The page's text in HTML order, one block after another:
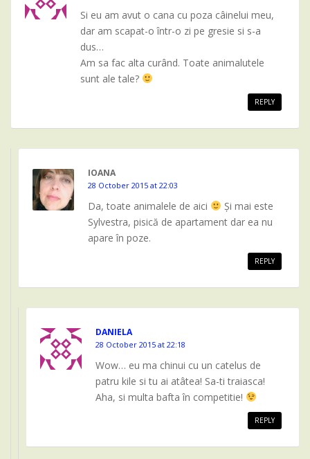
Si eu am avut o cana cu poza câinelui meu,
dar am scapat-o într-o zi pe gresie si s-a
dus…
Am sa fac alta curând. Toate animalutele
sunt ale tale?
REPLY
IOANA
28 October 2015 at 22:03
Da, toate animalele de aici
Și mai este
Sylvestra, pisică de apartament dar ea nu
apare în poze.
REPLY
DANIELA
28 October 2015 at 22:18
Wow… eu ma chinui cu un catelus de
patru kile si tu ai atâtea! Sa-ti traiasca!
Aha, si multa bafta în competitie!
REPLY